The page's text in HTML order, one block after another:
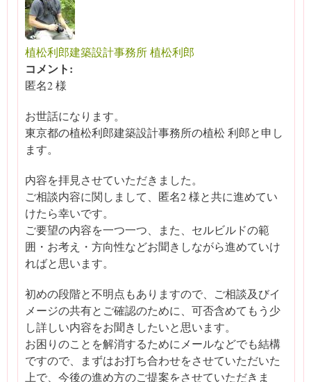
植松利郎建築設計事務所 植松利郎
コメント:
匿名2 様
お世話になります。
東京都の植松利郎建築設計事務所の植松 利郎と申し
ます。
内容を拝見させていただきました。
ご相談内容に関しまして、匿名2 様と共に進めてい
けたら幸いです。
ご要望の内容を一つ一つ、また、セルビルドの範
囲・お考え・方向性などお聞きしながら進めていけ
ればと思います。
初めの段階と不明点もありますので、ご相談及びイ
メージの共有とご確認のために、可否含めてもう少
し詳しい内容をお聞きしたいと思います。
お困りのことを解消するためにメールなどでも結構
ですので、まずはお打ち合わせをさせていただいた
上で、今後の進め方のご提案をさせていただきま